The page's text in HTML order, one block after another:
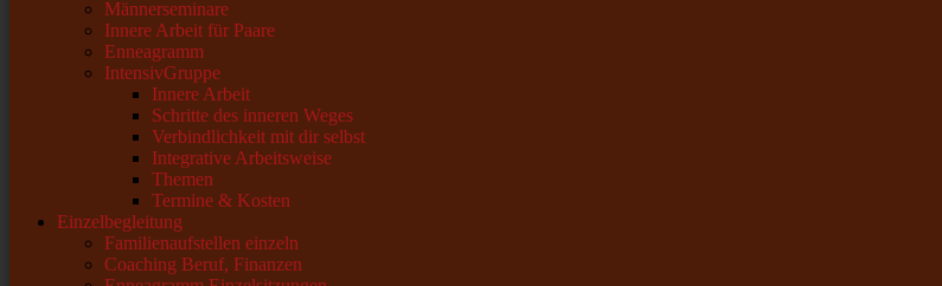
Männerseminare
Innere Arbeit für Paare
Enneagramm
IntensivGruppe
Innere Arbeit
Schritte des inneren Weges
Verbindlichkeit mit dir selbst
Integrative Arbeitsweise
Themen
Termine & Kosten
Einzelbegleitung
Familienaufstellen einzeln
Coaching Beruf, Finanzen